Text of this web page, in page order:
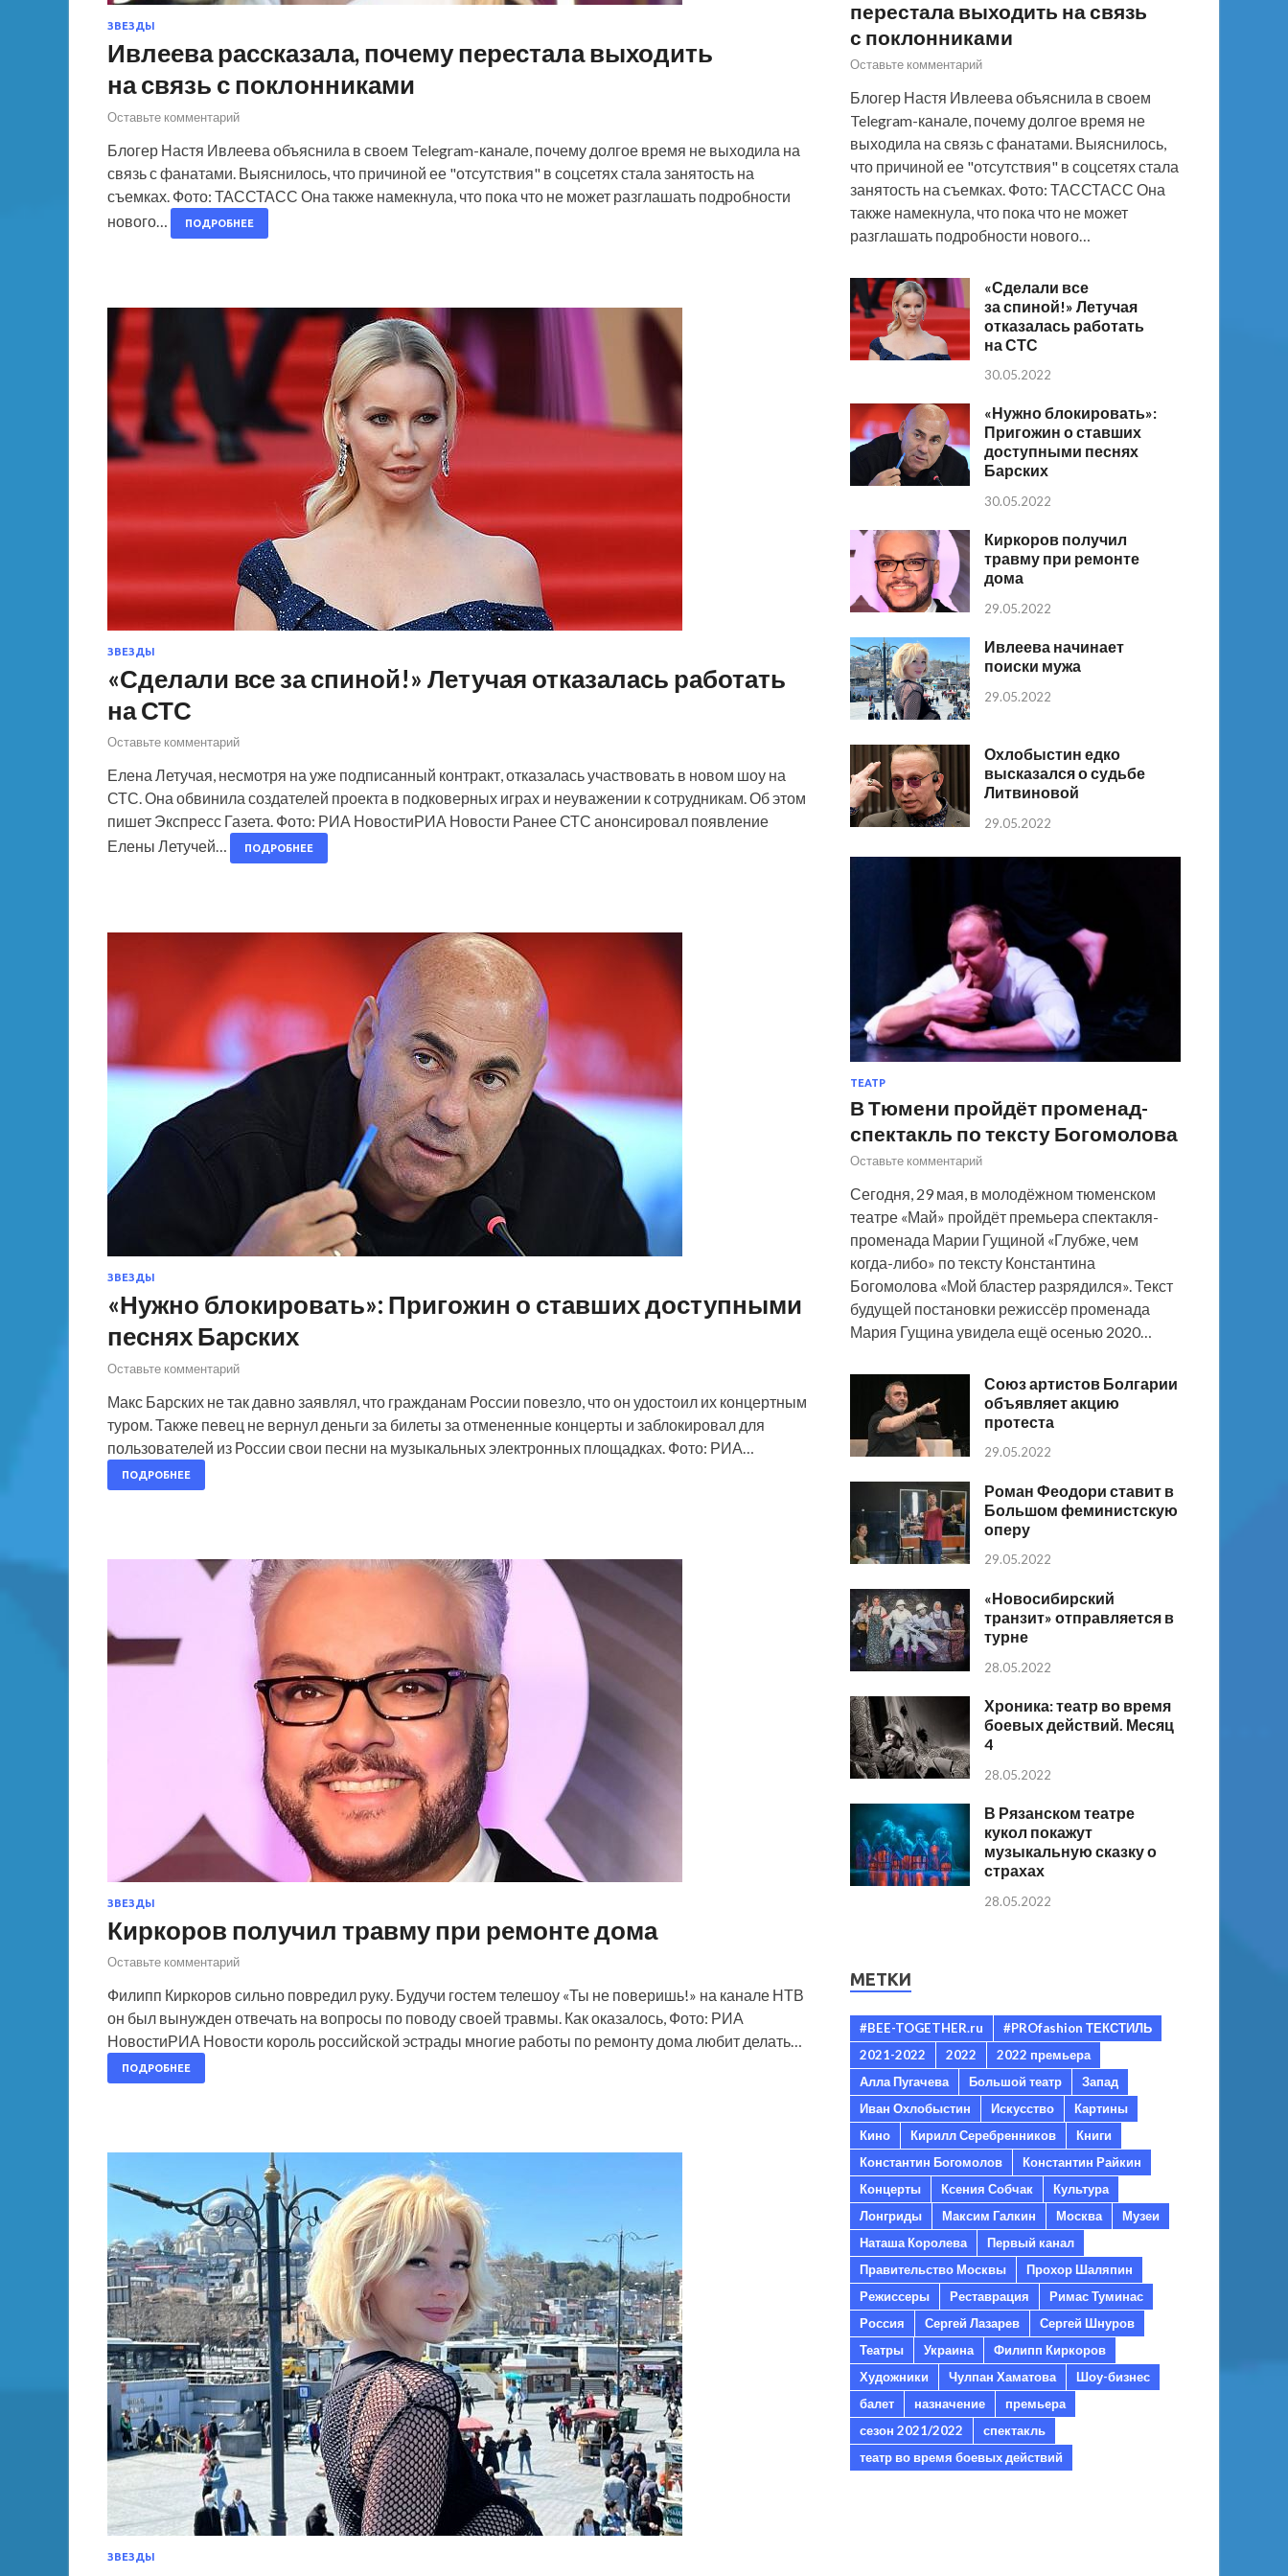
ЗВЕЗДЫ
Ивлеева рассказала, почему перестала выходить
на связь с поклонниками
Оставьте комментарий
Блогер Настя Ивлеева объяснила в своем Telegram-канале, почему долгое время не выходила на
связь с фанатами. Выяснилось, что причиной ее "отсутствия" в соцсетях стала занятость на
съемках. Фото: ТАССТАСС Она также намекнула, что пока что не может разглашать подробности
нового…
ПОДРОБНЕЕ
ЗВЕЗДЫ
«Сделали все за спиной!» Летучая отказалась работать
на СТС
Оставьте комментарий
Елена Летучая, несмотря на уже подписанный контракт, отказалась участвовать в новом шоу на
СТС. Она обвинила создателей проекта в подковерных играх и неуважении к сотрудникам. Об этом
пишет Экспресс Газета. Фото: РИА НовостиРИА Новости Ранее СТС анонсировал появление
Елены Летучей…
ПОДРОБНЕЕ
ЗВЕЗДЫ
«Нужно блокировать»: Пригожин о ставших доступными
песнях Барских
Оставьте комментарий
Макс Барских не так давно заявлял, что гражданам России повезло, что он удостоил их концертным
туром. Также певец не вернул деньги за билеты за отмененные концерты и заблокировал для
пользователей из России свои песни на музыкальных электронных площадках. Фото: РИА…
ПОДРОБНЕЕ
ЗВЕЗДЫ
Киркоров получил травму при ремонте дома
Оставьте комментарий
Филипп Киркоров сильно повредил руку. Будучи гостем телешоу «Ты не поверишь!» на канале НТВ
он был вынужден отвечать на вопросы по поводу своей травмы. Как оказалось, Фото: РИА
НовостиРИА Новости король российской эстрады многие работы по ремонту дома любит делать…
ПОДРОБНЕЕ
ЗВЕЗДЫ
перестала выходить на связь
с поклонниками
Оставьте комментарий
Блогер Настя Ивлеева объяснила в своем
Telegram-канале, почему долгое время не
выходила на связь с фанатами. Выяснилось,
что причиной ее "отсутствия" в соцсетях стала
занятость на съемках. Фото: ТАССТАСС Она
также намекнула, что пока что не может
разглашать подробности нового…
«Сделали все
за спиной!» Летучая
отказалась работать
на СТС
30.05.2022
«Нужно блокировать»:
Пригожин о ставших
доступными песнях
Барских
30.05.2022
Киркоров получил
травму при ремонте
дома
29.05.2022
Ивлеева начинает
поиски мужа
29.05.2022
Охлобыстин едко
высказался о судьбе
Литвиновой
29.05.2022
ТЕАТР
В Тюмени пройдёт променад-
спектакль по тексту Богомолова
Оставьте комментарий
Сегодня, 29 мая, в молодёжном тюменском
театре «Май» пройдёт премьера спектакля-
променада Марии Гущиной «Глубже, чем
когда-либо» по тексту Константина
Богомолова «Мой бластер разрядился». Текст
будущей постановки режиссёр променада
Мария Гущина увидела ещё осенью 2020…
Союз артистов Болгарии
объявляет акцию
протеста
29.05.2022
Роман Феодори ставит в
Большом феминистскую
оперу
29.05.2022
«Новосибирский
транзит» отправляется в
турне
28.05.2022
Хроника: театр во время
боевых действий. Месяц
4
28.05.2022
В Рязанском театре
кукол покажут
музыкальную сказку о
страхах
28.05.2022
МЕТКИ
#BEE-TOGETHER.ru
#PROfashion ТЕКСТИЛЬ
2021-2022
2022
2022 премьера
Алла Пугачева
Большой театр
Запад
Иван Охлобыстин
Искусство
Картины
Кино
Кирилл Серебренников
Книги
Константин Богомолов
Константин Райкин
Концерты
Ксения Собчак
Культура
Лонгриды
Максим Галкин Москва
Музеи
Наташа Королева
Первый канал
Правительство Москвы
Прохор Шаляпин
Режиссеры
Реставрация
Римас Туминас
Россия
Сергей Лазарев
Сергей Шнуров
Театры
Украина
Филипп Киркоров
Художники
Чулпан Хаматова
Шоу-бизнес
балет
назначение
премьера
сезон 2021/2022
спектакль
театр во время боевых действий